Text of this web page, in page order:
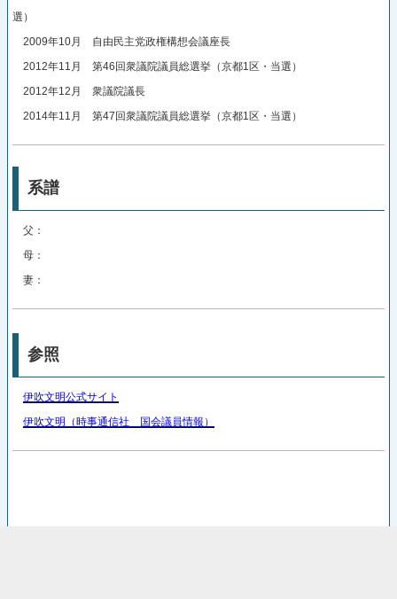
選）
2009年10月 自由民主党政権構想会議座長
2012年11月 第46回衆議院議員総選挙（京都1区・当選）
2012年12月 衆議院議長
2014年11月 第47回衆議院議員総選挙（京都1区・当選）
系譜
父：
母：
妻：
参照
伊吹文明公式サイト
伊吹文明（時事通信社 国会議員情報）